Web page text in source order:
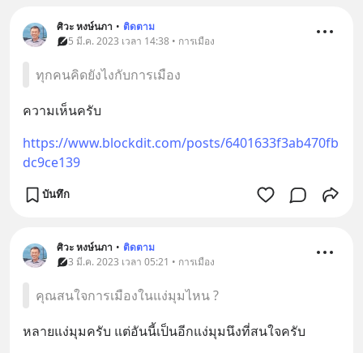
ศิวะ หงษ์นภา • ติดตาม
5 มี.ค. 2023 เวลา 14:38 • การเมือง
ทุกคนคิดยังไงกับการเมือง
ความเห็นครับ
https://www.blockdit.com/posts/6401633f3ab470fb
dc9ce139
บันทึก
ศิวะ หงษ์นภา • ติดตาม
3 มี.ค. 2023 เวลา 05:21 • การเมือง
คุณสนใจการเมืองในแง่มุมไหน ?
หลายแง่มุมครับ แต่อันนี้เป็นอีกแง่มุมนึงที่สนใจครับ